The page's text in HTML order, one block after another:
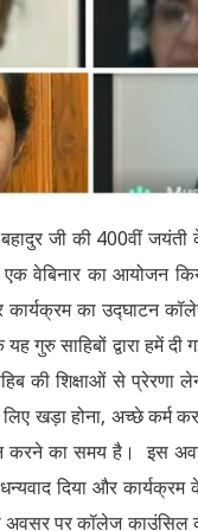
जी की 400वीं
एक वेबिनार का आयोजन
का उद्घाटन
गुरु साहिबों द्वारा हमें
की शिक्षाओं से प्रेरणा
खड़ा होना, अच्छे कर्म
करने का समय है। इस
दिया और
पर कॉलेज काउंसिल